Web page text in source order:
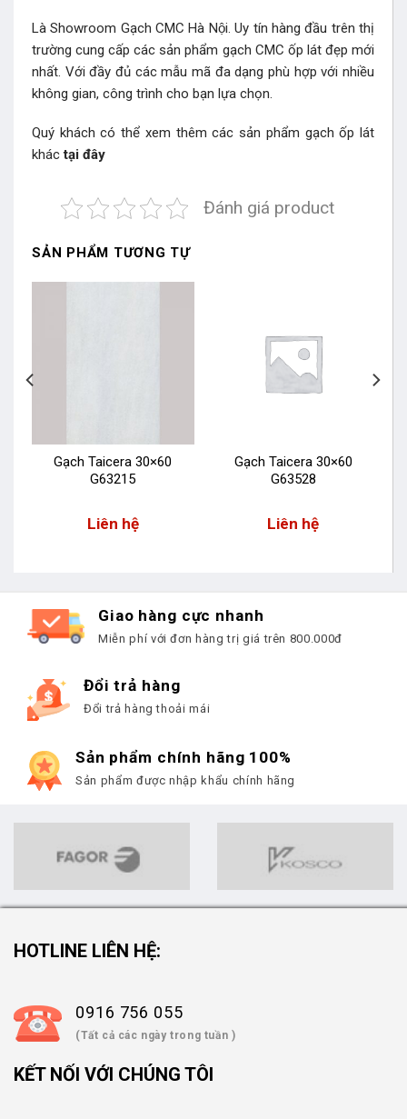
Là Showroom Gạch CMC Hà Nội. Uy tín hàng đầu trên thị
trường cung cấp các sản phẩm gạch CMC ốp lát đẹp mới
nhất. Với đầy đủ các mẫu mã đa dạng phù hợp với nhiều
không gian, công trình cho bạn lựa chọn.
Quý khách có thể xem thêm các sản phẩm gạch ốp lát
khác tại đây
Đánh giá product
SẢN PHẨM TƯƠNG TỰ
Gạch Taicera 30×60
G63215
Liên hệ
Gạch Taicera 30×60
G63528
Liên hệ
Giao hàng cực nhanh
Miễn phí với đơn hàng trị giá trên 800.000đ
Đổi trả hàng
Đổi trả hàng thoải mái
Sản phẩm chính hãng 100%
Sản phẩm được nhập khẩu chính hãng
HOTLINE LIÊN HỆ:
0916 756 055
(Tất cả các ngày trong tuần )
KẾT NỐI VỚI CHÚNG TÔI